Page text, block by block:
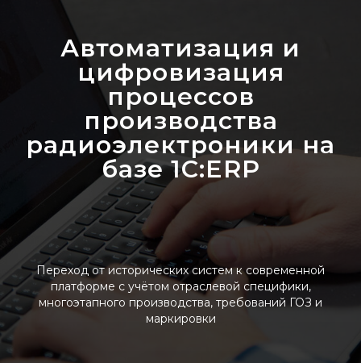
Автоматизация и
цифровизация
процессов
производства
радиоэлектроники на
базе 1С:ERP
Переход от исторических систем к современной
платформе с учётом отраслевой специфики,
многоэтапного производства, требований ГОЗ и
маркировки